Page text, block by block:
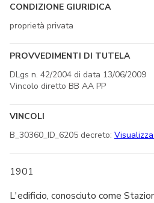
CONDIZIONE GIURIDICA
proprietà privata
PROVVEDIMENTI DI TUTELA
DLgs n. 42/2004 di data 13/06/2009
Vincolo diretto BB AA PP
VINCOLI
B_30360_ID_6205 decreto:
1901
L'edificio, conosciuto come